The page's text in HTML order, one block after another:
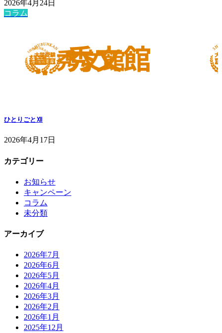
2026年4月24日
コラム
ひとりごとⅫ
2026年4月17日
カテゴリー
お知らせ
キャンペーン
コラム
未分類
アーカイブ
2026年7月
2026年6月
2026年5月
2026年4月
2026年3月
2026年2月
2026年1月
2025年12月